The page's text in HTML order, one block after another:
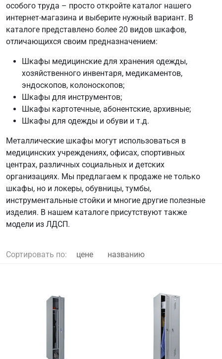
особого труда – просто откройте каталог нашего
интернет-магазина и выберите нужный вариант. В
каталоге представлено более 20 видов шкафов,
отличающихся своим предназначением:
Шкафы медицинские для хранения одежды,
хозяйственного инвентаря, медикаментов,
эндоскопов, колоноскопов;
Шкафы для инструментов;
Шкафы картотечные, абонентские, архивные;
Шкафы для одежды и обуви и т.д.
Металлические шкафы могут использоваться в
медицинских учреждениях, офисах, спортивных
центрах, различных социальных и детских
организациях. Мы предлагаем к продаже не только
шкафы, но и локеры, обувницы, тумбы,
инструментальные стойки и многие другие полезные
изделия. В нашем каталоге присутствуют также
модели из ЛДСП.
Сортировать по: цене названию